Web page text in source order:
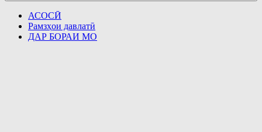
АСОСӢ
Рамзҳои давлатӣ
ДАР БОРАИ МО